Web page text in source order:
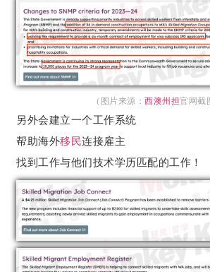
（图片来源：西澳州担官网截
另外会建立一个工作系统
帮助海外移民连接雇主
找到工作与他们技术学历匹配的工作！